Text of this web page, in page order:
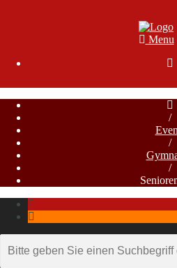
Menu

/
/
/